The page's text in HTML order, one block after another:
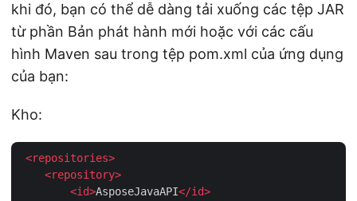
khi đó, bạn có thể dễ dàng tải xuống các tệp JAR
từ phần Bản phát hành mới hoặc với các cấu
hình Maven sau trong tệp pom.xml của ứng dụng
của bạn:
Kho:
<repositories>
<repository>
<id>AsposeJavaAPI</id>